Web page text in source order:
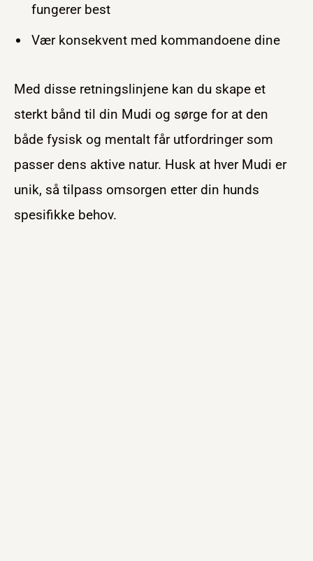
fungerer best
Vær konsekvent med kommandoene dine
Med disse retningslinjene kan du skape et
sterkt bånd til din Mudi og sørge for at den
både fysisk og mentalt får utfordringer som
passer dens aktive natur. Husk at hver Mudi er
unik, så tilpass omsorgen etter din hunds
spesifikke behov.